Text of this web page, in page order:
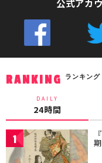
公式アカ
RANKING ランキング
DAILY
24時間
1